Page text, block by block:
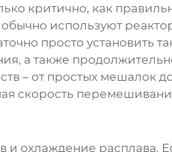
критично, как
обычно используют
просто установить
а также
– от простых мешалок
скорость
охлаждение расплава.